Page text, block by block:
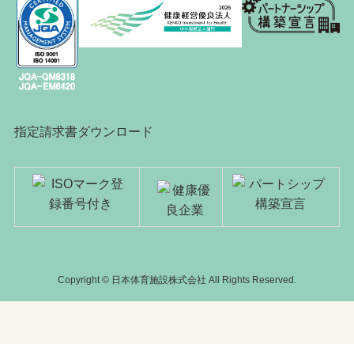
指定請求書ダウンロード
Copyright © 日本体育施設株式会社 All Rights Reserved.